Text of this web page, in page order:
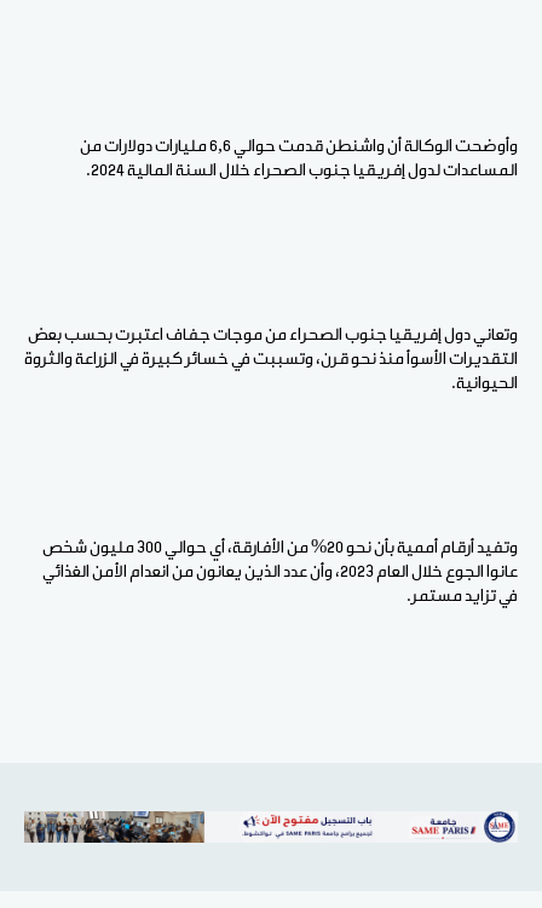
وأوضحت الوكالة أن واشنطن قدمت حوالي 6,6 مليارات دولارات من
المساعدات لدول إفريقيا جنوب الصحراء خلال السنة المالية 2024.
وتعاني دول إفريقيا جنوب الصحراء من موجات جفاف اعتبرت بحسب بعض
التقديرات الأسوأ منذ نحو قرن، وتسببت في خسائر كبيرة في الزراعة والثروة
الحيوانية.
وتفيد أرقام أممية بأن نحو 20% من الأفارقة، أي حوالي 300 مليون شخص
عانوا الجوع خلال العام 2023، وأن عدد الذين يعانون من انعدام الأمن الغذائي
في تزايد مستمر.